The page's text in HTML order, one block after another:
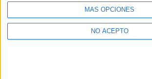
MÁS OPCIONES
NO ACEPTO